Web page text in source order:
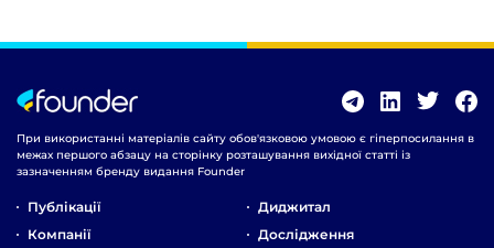
При використанні матеріалів сайту обов'язковою умовою є гіперпосилання в
межах першого абзацу на сторінку розташування вихідної статті із
зазначенням бренду видання Founder
Публікації
Компанії
Диджитал
Дослідження